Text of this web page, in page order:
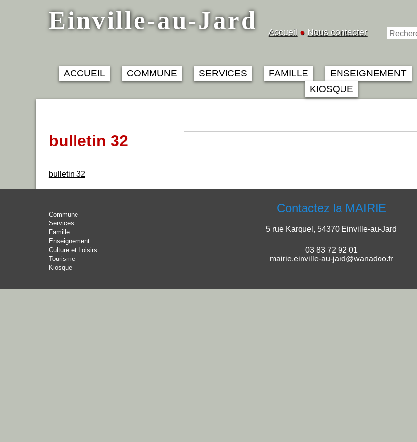
Einville-au-Jard Accueil ● Nous contacter
ACCUEIL COMMUNE SERVICES FAMILLE ENSEIGNEMENT
KIOSQUE
bulletin 32
bulletin 32
Commune
Services
Famille
Enseignement
Culture et Loisirs
Tourisme
Kiosque
Contactez la MAIRIE
5 rue Karquel, 54370 Einville-au-Jard
03 83 72 92 01
mairie.einville-au-jard@wanadoo.fr